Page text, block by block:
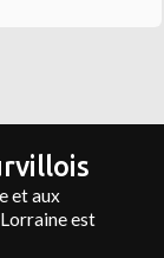
et aux
est